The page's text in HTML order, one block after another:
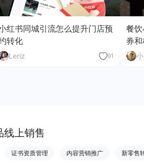
红书同城引流怎么提升门店预
转化
Leriz 91
餐
券
线上销售
证书资质管理 内容营销推广 新零售